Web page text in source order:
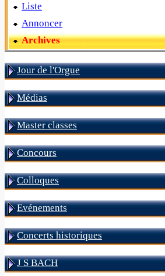
Liste
Annoncer
Archives
Jour de l'Orgue
Médias
Master classes
Concours
Colloques
Evénements
Concerts historiques
J S BACH